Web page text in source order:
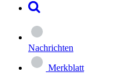
Nachrichten
Merkblatt